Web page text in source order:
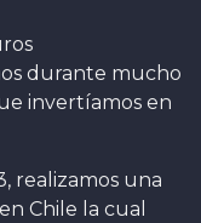
durante mucho
invertíamos en
realizamos una
Chile la cual